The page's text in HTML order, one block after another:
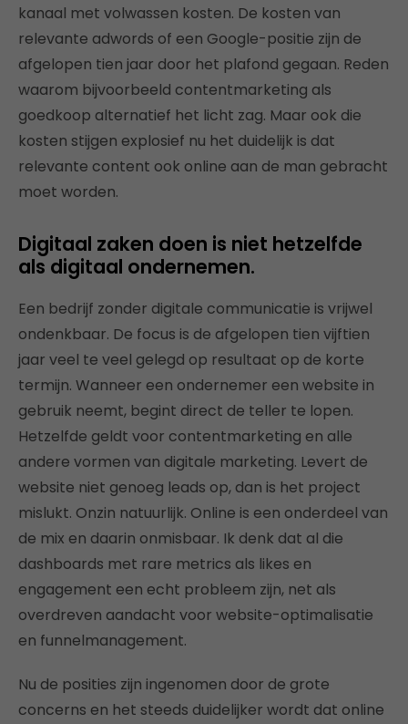
kanaal met volwassen kosten. De kosten van
relevante adwords of een Google-positie zijn de
afgelopen tien jaar door het plafond gegaan. Reden
waarom bijvoorbeeld contentmarketing als
goedkoop alternatief het licht zag. Maar ook die
kosten stijgen explosief nu het duidelijk is dat
relevante content ook online aan de man gebracht
moet worden.
Digitaal zaken doen is niet hetzelfde
als digitaal ondernemen.
Een bedrijf zonder digitale communicatie is vrijwel
ondenkbaar. De focus is de afgelopen tien vijftien
jaar veel te veel gelegd op resultaat op de korte
termijn. Wanneer een ondernemer een website in
gebruik neemt, begint direct de teller te lopen.
Hetzelfde geldt voor contentmarketing en alle
andere vormen van digitale marketing. Levert de
website niet genoeg leads op, dan is het project
mislukt. Onzin natuurlijk. Online is een onderdeel van
de mix en daarin onmisbaar. Ik denk dat al die
dashboards met rare metrics als likes en
engagement een echt probleem zijn, net als
overdreven aandacht voor website-optimalisatie
en funnelmanagement.
Nu de posities zijn ingenomen door de grote
concerns en het steeds duidelijker wordt dat online